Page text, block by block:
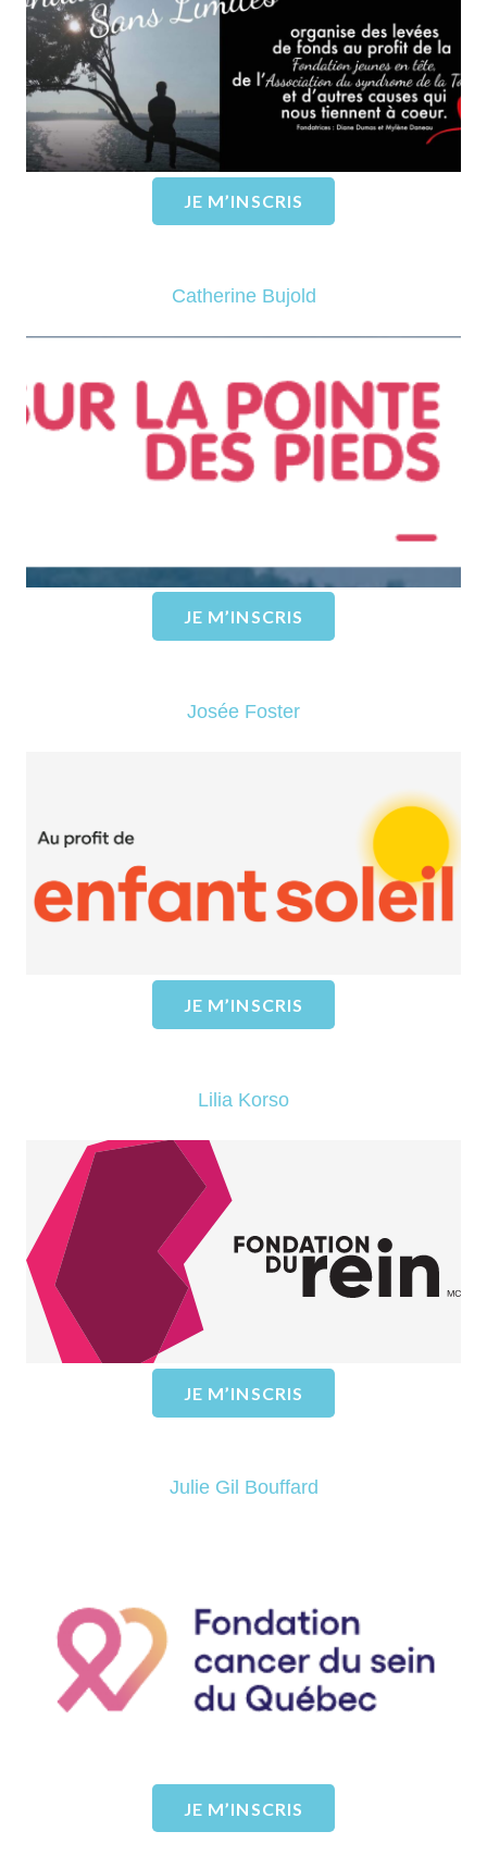
EN SAVOIR PLUS
JE M’INSCRIS
Catherine Bujold
Fondation Sur La Pointe Des
Pieds
JE M’INSCRIS
Josée Foster
EN SAVOIR PLUS
JE M’INSCRIS
Lilia Korso
Fondation du rein – La dialyse
EN SAVOIR PLUS
JE M’INSCRIS
Julie Gil Bouffard
Fondation Prévention Cancer du
Sein
EN SAVOIR PLUS
JE M’INSCRIS